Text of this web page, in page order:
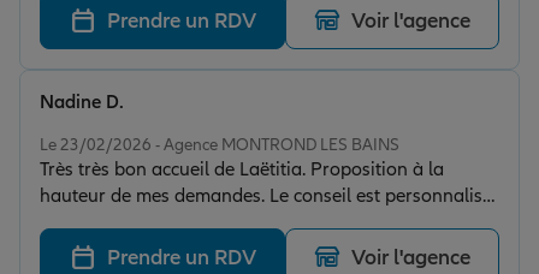
Prendre un RDV Voir l'agence
Le 23/02/2026 - Agence MONTROND LES BAINS
Très très bon accueil de Laëtitia. Proposition à la
hauteur de mes demandes. Le conseil est personnalisé
et très professionnel. Je recommande.
Nadine D.
Prendre un RDV Voir l'agence